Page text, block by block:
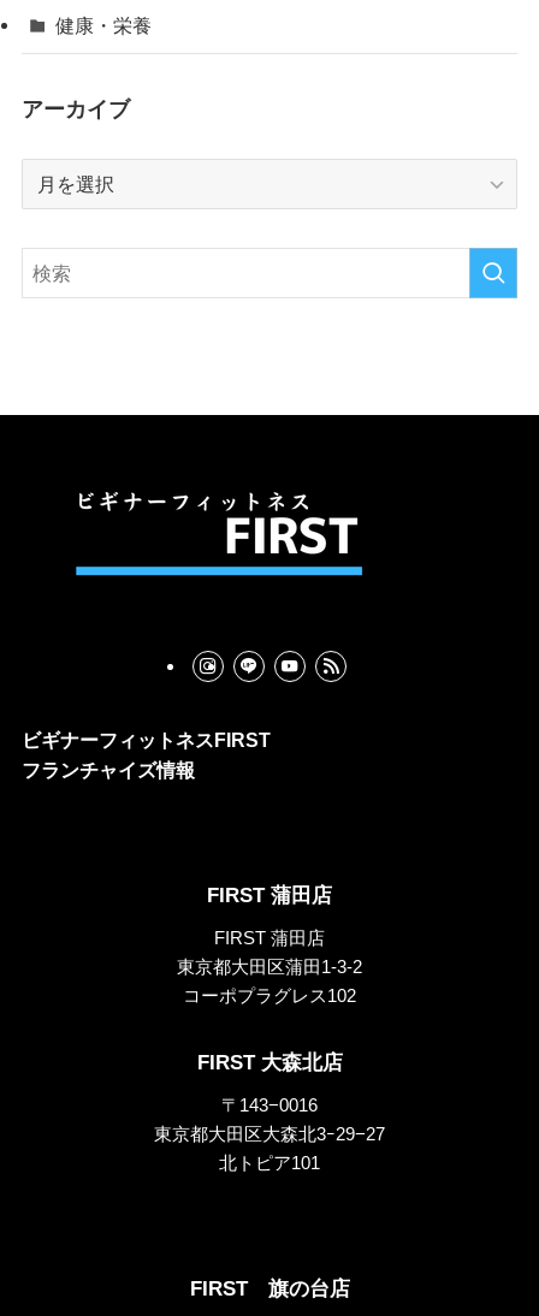
健康・栄養
アーカイブ
イ
ブ
ビギナーフィットネスFIRST
フランチャイズ情報
FIRST 蒲田店
FIRST 蒲田店
東京都大田区蒲田1-3-2
コーポプラグレス102
FIRST 大森北店
〒143−0016
東京都大田区大森北3ｰ29−27
北トピア101
FIRST 旗の台店